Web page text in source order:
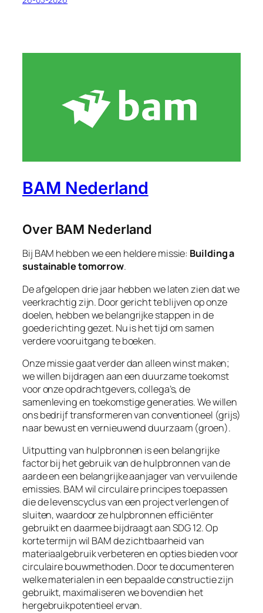
BAM Nederland
Over BAM Nederland
Bij BAM hebben we een heldere missie: Building a
sustainable tomorrow.
De afgelopen drie jaar hebben we laten zien dat we
veerkrachtig zijn. Door gericht te blijven op onze
doelen, hebben we belangrijke stappen in de
goede richting gezet. Nu is het tijd om samen
verdere vooruitgang te boeken.
Onze missie gaat verder dan alleen winst maken;
we willen bijdragen aan een duurzame toekomst
voor onze opdrachtgevers, collega’s, de
samenleving en toekomstige generaties. We willen
ons bedrijf transformeren van conventioneel (grijs)
naar bewust en vernieuwend duurzaam (groen).
Uitputting van hulpbronnen is een belangrijke
factor bij het gebruik van de hulpbronnen van de
aarde en een belangrijke aanjager van vervuilende
emissies. BAM wil circulaire principes toepassen
die de levenscyclus van een project verlengen of
sluiten, waardoor ze hulpbronnen efficiënter
gebruikt en daarmee bijdraagt aan SDG 12. Op
korte termijn wil BAM de zichtbaarheid van
materiaalgebruik verbeteren en opties bieden voor
circulaire bouwmethoden. Door te documenteren
welke materialen in een bepaalde constructie zijn
gebruikt, maximaliseren we bovendien het
hergebruikpotentieel ervan.